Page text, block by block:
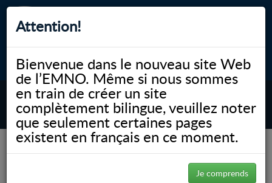
Attention!
Bienvenue dans le nouveau site Web
de l’EMNO. Même si nous sommes
en train de créer un site
complètement bilingue, veuillez noter
que seulement certaines pages
existent en français en ce moment.
Je comprends
myNOSM Accessibilité A- A+ English
MENU
NOSM.ca Faculté Sciences médicales Ressources